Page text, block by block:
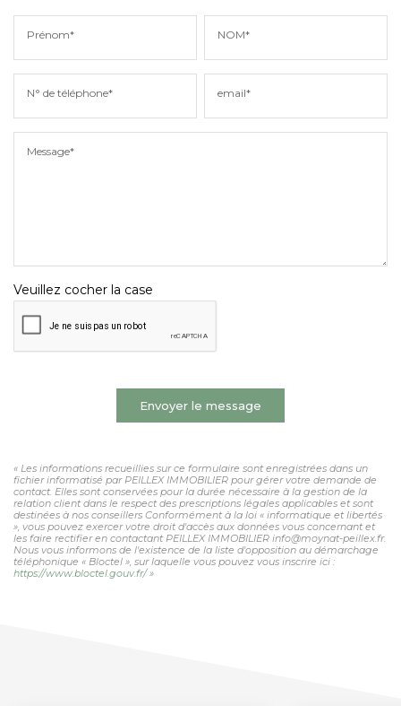
Prénom* NOM*
N° de téléphone* email*
Message*
Veuillez cocher la case
Envoyer le message
« Les informations recueillies sur ce formulaire sont enregistrées dans un
fichier informatisé par PEILLEX IMMOBILIER pour gérer votre demande de
contact. Elles sont conservées pour la durée nécessaire à la gestion de la
relation client dans le respect des prescriptions légales applicables et sont
destinées à nos conseillers Conformément à la loi « informatique et libertés
», vous pouvez exercer votre droit d'accès aux données vous concernant et
les faire rectifier en contactant PEILLEX IMMOBILIER info@moynat-peillex.fr.
Nous vous informons de l'existence de la liste d'opposition au démarchage
téléphonique « Bloctel », sur laquelle vous pouvez vous inscrire ici :
https://www.bloctel.gouv.fr/»